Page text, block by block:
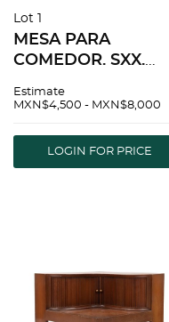
Lot 1
MESA PARA
COMEDOR. SXX.
madera. Con
de granito fustes
torneados y
Estimate
MXN$4,500 - MXN$8,000
LOGIN FOR PRICE